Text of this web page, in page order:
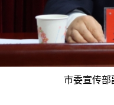
市委宣传部